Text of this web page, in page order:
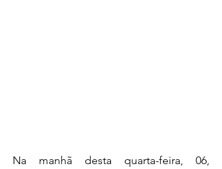
Na manhã desta quarta-feira, 06,